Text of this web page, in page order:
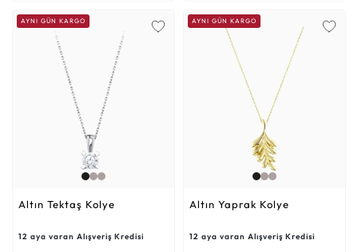
AYNI GÜN KARGO
Altın Tektaş Kolye
12 aya varan Alışveriş Kredisi
AYNI GÜN KARGO
Altın Yaprak Kolye
12 aya varan Alışveriş Kredisi